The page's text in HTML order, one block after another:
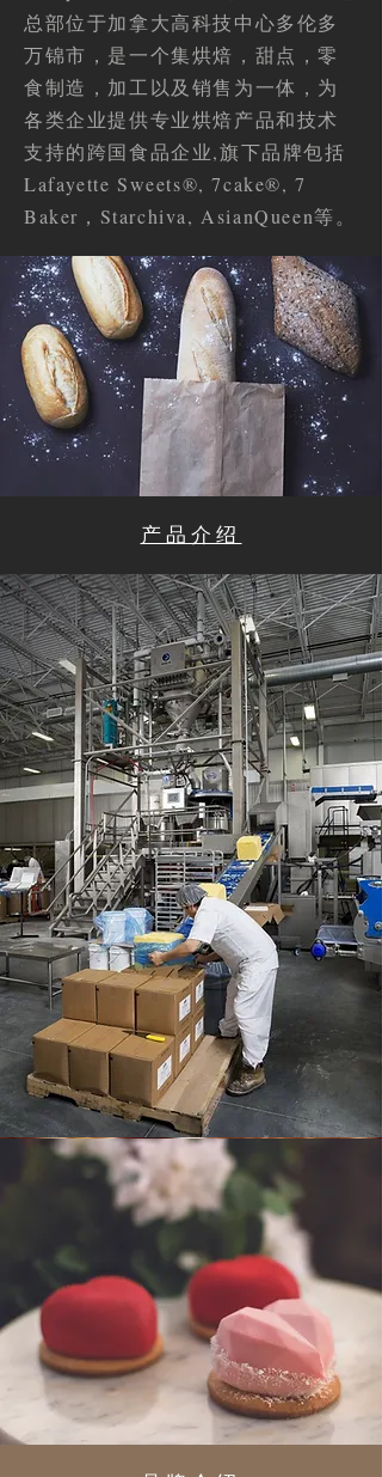
总部位于加拿大高科技中心多伦多
万锦市，是一个集烘焙，甜点，零
食制造，加工以及销售为一体，为
各类企业提供专业烘焙产品和技术
支持的跨国食品企业,旗下品牌包括
Lafayette Sweets®, 7cake®, 7
Baker，Starchiva, AsianQueen等。
​产品介绍